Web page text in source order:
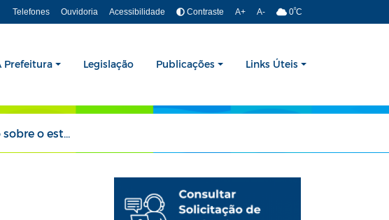
Telefones Ouvidoria Acessibilidade Contraste A+ A- 0ºC
Prefeitura Legislação Publicações Links Úteis
19 no Município.📈